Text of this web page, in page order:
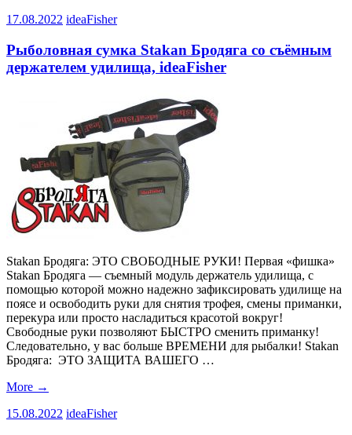
17.08.2022 ideaFisher
Рыболовная сумка Stakan Бродяга со съёмным
держателем удилища, ideaFisher
Stakan Бродяга: ЭТО СВОБОДНЫЕ РУКИ! Первая «фишка»
Stakan Бродяга — съемный модуль держатель удилища, с
помощью которой можно надежно зафиксировать удилище на
поясе и освободить руки для снятия трофея, смены приманки,
перекура или просто насладиться красотой вокруг!
Свободные руки позволяют БЫСТРО сменить приманку!
Следовательно, у вас больше ВРЕМЕНИ для рыбалки! Stakan
Бродяга: ЭТО ЗАЩИТА ВАШЕГО …
More →
15.08.2022 ideaFisher